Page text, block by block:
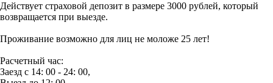
Действует страховой депозит в размере 3000 рублей, который
возвращается при выезде.
Проживание возможно для лиц не моложе 25 лет!
Расчетный час:
Заезд с 14: 00 - 24: 00,